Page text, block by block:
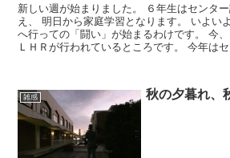
新しい週が始まりました。 ６年生はセンタ
え、 明日から家庭学習となります。 いよい
へ行っての「闘い」が始まるわけです。 今
ＬＨＲが行われているところです。 今年はセ
雑感 秋の夕暮れ、